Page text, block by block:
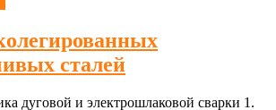
сталей
дуговой и электрошлаковой сварки 1.